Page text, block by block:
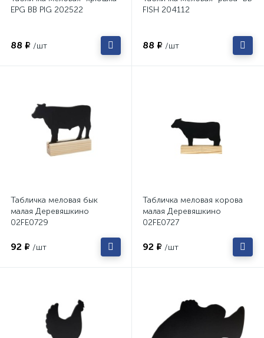
EPG BB PIG 202522
88 ₽ /шт
FISH 204112
88 ₽ /шт
Табличка меловая бык
малая Деревяшкино
02FE0729
92 ₽ /шт
Табличка меловая корова
малая Деревяшкино
02FE0727
92 ₽ /шт